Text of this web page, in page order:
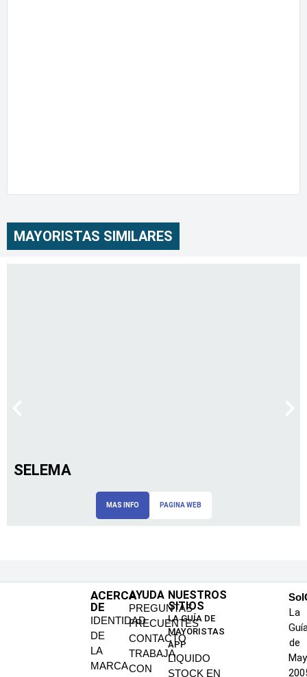
MAYORISTAS SIMILARES
SELEMA
MAS INFO PAGINA WEB
ACERCA
DE
IDENTIDAD
DE
LA
MARCA
AYUDA
PREGUNTAS
FRECUENTES
CONTACTO
TRABAJA
CON
NUESTROS
SITIOS
LA GUÍA DE
MAYORISTAS
APP
LIQUIDO
STOCK EN
La
de